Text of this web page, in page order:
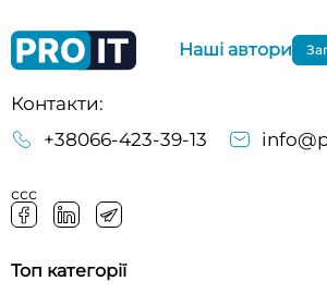
Контакти:
+38066-423-39-13
ссс
Наші автори
Топ категорії